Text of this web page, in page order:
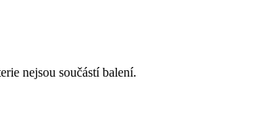
nejsou součástí balení.